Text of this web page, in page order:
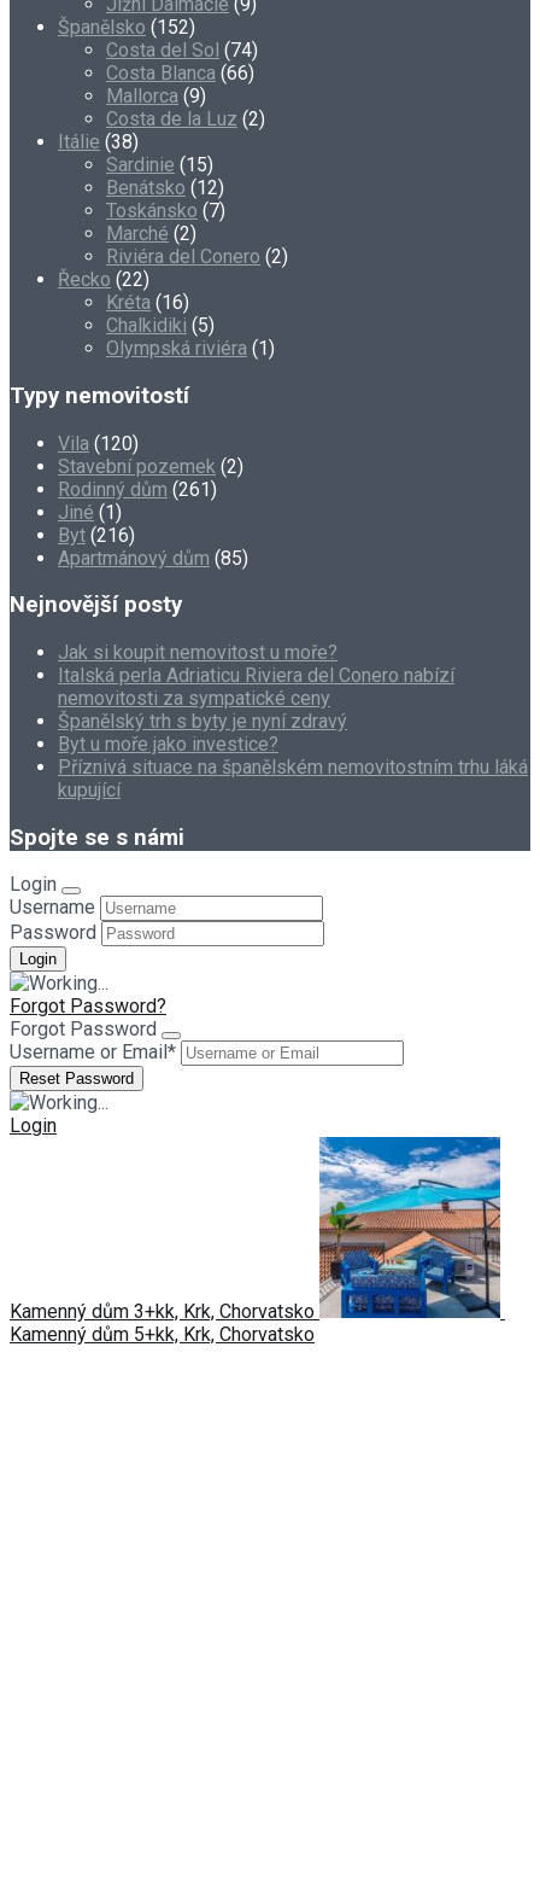
Španělsko (152)
Costa del Sol (74)
Costa Blanca (66)
Mallorca (9)
Costa de la Luz (2)
Itálie (38)
Sardinie (15)
Benátsko (12)
Toskánsko (7)
Marché (2)
Riviéra del Conero (2)
Řecko (22)
Kréta (16)
Chalkidiki (5)
Olympská riviéra (1)
Typy nemovitostí
Vila (120)
Stavební pozemek (2)
Rodinný dům (261)
Jiné (1)
Byt (216)
Apartmánový dům (85)
Nejnovější posty
Jak si koupit nemovitost u moře?
Italská perla Adriaticu Riviera del Conero nabízí
nemovitosti za sympatické ceny
Španělský trh s byty je nyní zdravý
Byt u moře jako investice?
Příznivá situace na španělském nemovitostním trhu láká
kupující
Spojte se s námi
Login
Username
Password
Forgot Password?
Forgot Password
Username or Email *
Login
Kamenný dům 3+kk, Krk, Chorvatsko
Kamenný dům 5+kk, Krk, Chorvatsko